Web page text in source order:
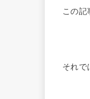
この記
それで